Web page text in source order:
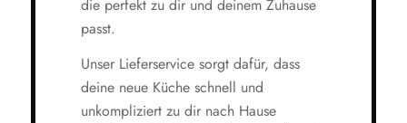
die perfekt zu dir und deinem Zuhause
passt.
Unser Lieferservice sorgt dafür, dass
deine neue Küche schnell und
unkompliziert zu dir nach Hause